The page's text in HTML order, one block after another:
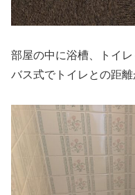
部屋の中に浴槽、トイ
バス式でトイレとの距